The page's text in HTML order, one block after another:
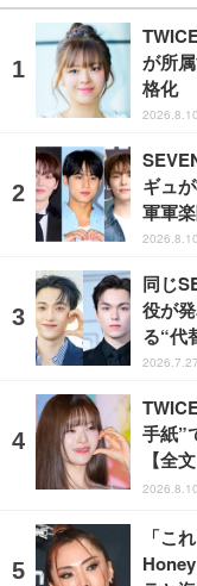
が所
格化
ギュ
軍軍楽
同じ
役が
る“代
手紙”
【全文
「こ